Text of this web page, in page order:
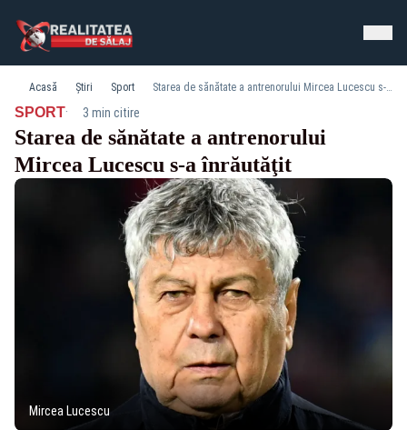
Acasă Știri Sport Starea de sănătate a antrenorului Mircea Lucescu s-a înrăutăţit
SPORT· 3 min citire
Starea de sănătate a antrenorului
Mircea Lucescu s-a înrăutăţit
Mircea Lucescu